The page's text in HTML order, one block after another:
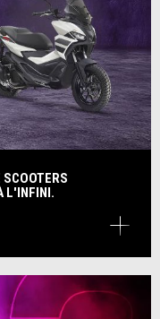
L'INFINI.